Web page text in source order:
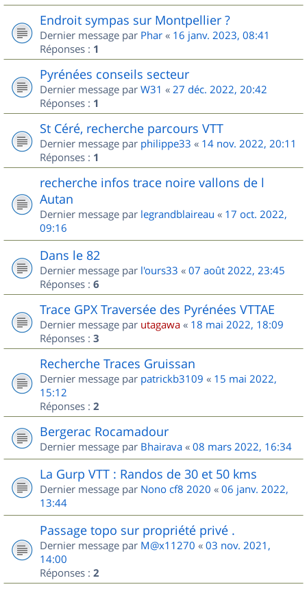
Endroit sympas sur Montpellier ?
Dernier message par Phar « 16 janv. 2023, 08:41
Réponses : 1
Pyrénées conseils secteur
Dernier message par W31 « 27 déc. 2022, 20:42
Réponses : 1
St Céré, recherche parcours VTT
Dernier message par philippe33 « 14 nov. 2022, 20:11
Réponses : 1
recherche infos trace noire vallons de l
Autan
Dernier message par legrandblaireau « 17 oct. 2022,
09:16
Dans le 82
Dernier message par l'ours33 « 07 août 2022, 23:45
Réponses : 6
Trace GPX Traversée des Pyrénées VTTAE
Dernier message par utagawa « 18 mai 2022, 18:09
Réponses : 3
Recherche Traces Gruissan
Dernier message par patrickb3109 « 15 mai 2022,
15:12
Réponses : 2
Bergerac Rocamadour
Dernier message par Bhairava « 08 mars 2022, 16:34
La Gurp VTT : Randos de 30 et 50 kms
Dernier message par Nono cf8 2020 « 06 janv. 2022,
13:44
Passage topo sur propriété privé .
Dernier message par M@x11270 « 03 nov. 2021,
14:00
Réponses : 2